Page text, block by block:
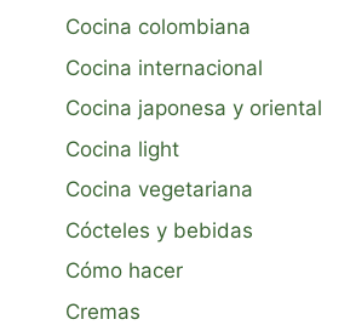
Cocina colombiana
Cocina internacional
Cocina japonesa y oriental
Cocina light
Cocina vegetariana
Cócteles y bebidas
Cómo hacer
Cremas